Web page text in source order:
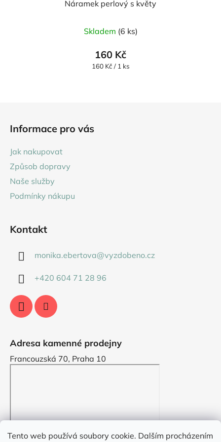
Tento web používá soubory cookie. Dalším procházením
Náramek perlový s květy
Skladem (6 ks)
160 Kč
Měrná
160 Kč / 1 ks
Informace pro vás
Jak nakupovat
Způsob dopravy
Naše služby
Podmínky nákupu
Kontakt
monika.ebertova@vyzdobeno.cz
+420 604 71 28 96
Adresa kamenné prodejny
Francouzská 70, Praha 10